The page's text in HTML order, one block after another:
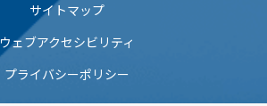
サイトマップ
ウェブアクセシビリティ
プライバシーポリシー